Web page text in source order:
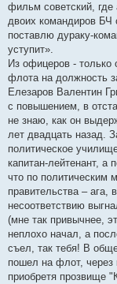
фильм советский, где
двоих командиров БЧ
поставлю дураку-
уступит».
Из офицеров - только
флота на должность
Елезаров Валентин
с повышением, в
не знаю, как он
лет двадцать назад.
политическое
капитан-лейтенант, а
что по политическим
правительства – ага,
несоответствию
(мне так привычнее,
неплохо начал, а
съел, так тебя! В
пошел на флот, через
приобретя прозвище